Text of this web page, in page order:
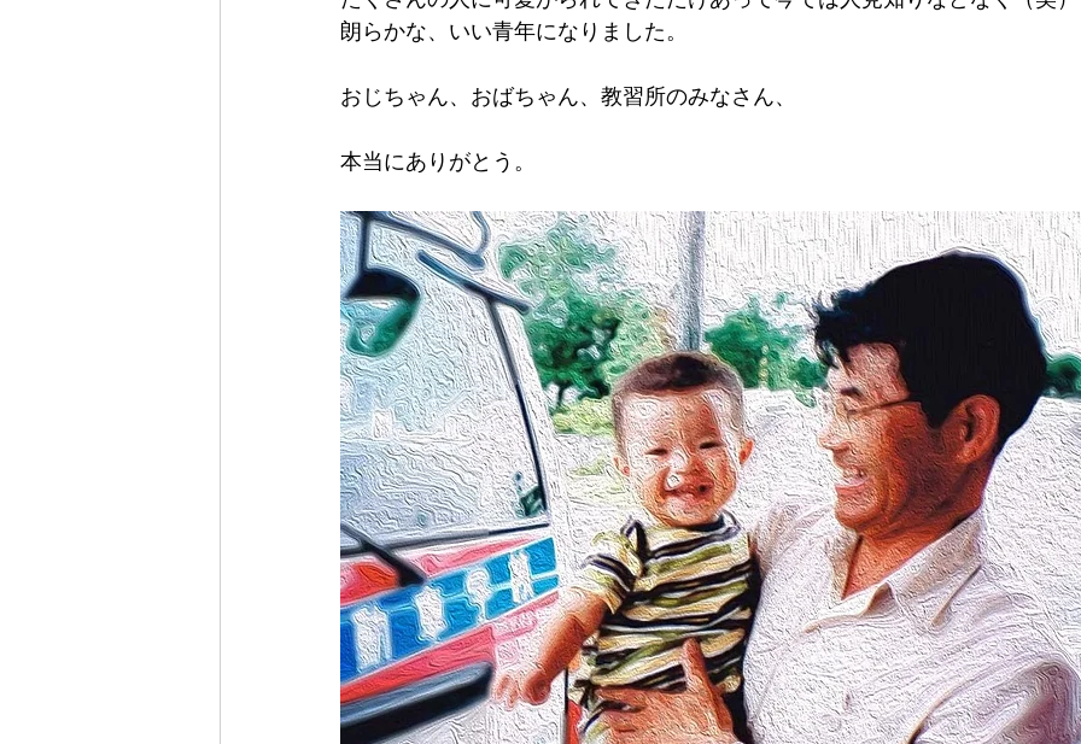
朗らかな、いい青年になりました。
おじちゃん、おばちゃん、教習所のみなさん、
本当にありがとう。